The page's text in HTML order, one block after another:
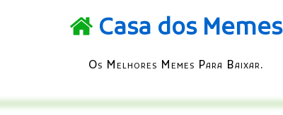
Casa dos Memes
Os Melhores Memes Para Baixar.